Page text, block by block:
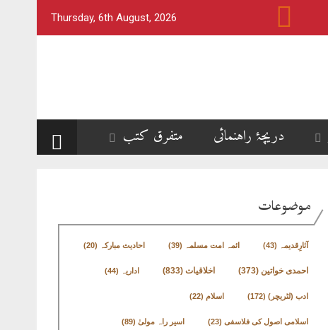
Thursday, 6th August, 2026
دریچۂ راہنمائی متفرق کتب
موضوعات
آثارِقدیمہ (43) ائمہ امت مسلمہ (39) احادیث مبارکہ (20)
احمدی خواتین (373) اخلاقیات(833) اداریہ (44)
ادب (لٹریچر)(172) اسلام (22)
اسلامی اصول کی فلاسفی(23) اسیر راہ مولیٰ(89)